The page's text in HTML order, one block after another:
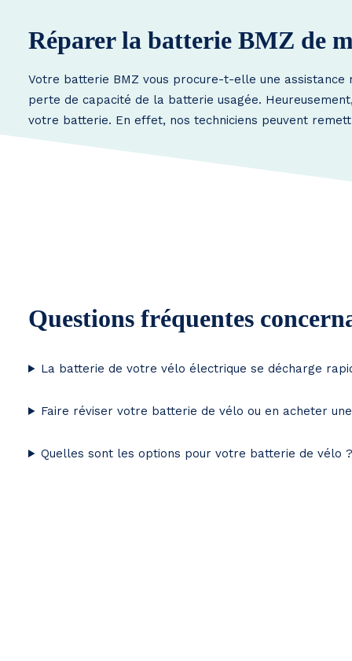
Réparer la batterie BMZ de
Votre batterie BMZ vous procure-t-elle une
perte de capacité de la batterie usagée.
votre batterie. En effet, nos techniciens peuvent
Questions fréquentes
La batterie de votre vélo électrique se décharge
Faire réviser votre batterie de vélo ou en acheter
Quelles sont les options pour votre batterie de vélo ?